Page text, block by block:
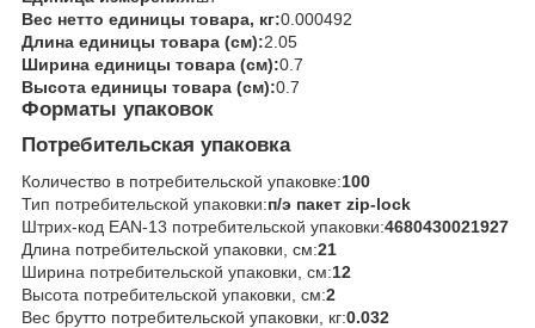
Вес нетто единицы товара, кг:0.000492
Длина единицы товара (см):2.05
Ширина единицы товара (см):0.7
Высота единицы товара (см):0.7
Форматы упаковок
Потребительская упаковка
Количество в потребительской упаковке:100
Тип потребительской упаковки:п/э пакет zip-lock
Штрих-код EAN-13 потребительской упаковки:4680430021927
Длина потребительской упаковки, см:21
Ширина потребительской упаковки, см:12
Высота потребительской упаковки, см:2
Вес брутто потребительской упаковки, кг:0.032